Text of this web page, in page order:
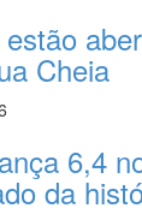
Cheia
6,4
da